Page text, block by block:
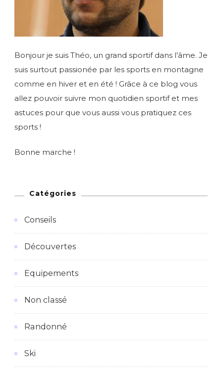
Bonjour je suis Théo, un grand sportif dans l’âme. Je
suis surtout passionée par les sports en montagne
comme en hiver et en été ! Grâce à ce blog vous
allez pouvoir suivre mon quotidien sportif et mes
astuces pour que vous aussi vous pratiquez ces
sports !
Bonne marche !
Catégories
Conseils
Découvertes
Equipements
Non classé
Randonné
Ski